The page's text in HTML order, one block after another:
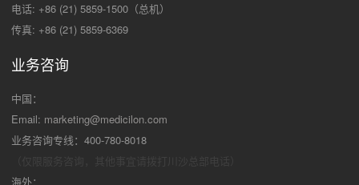
电话: +86 (21) 5859-1500（总机）
传真: +86 (21) 5859-6369
业务咨询
中国：
Email: marketing@medicilon.com
业务咨询专线：400-780-8018
海外：